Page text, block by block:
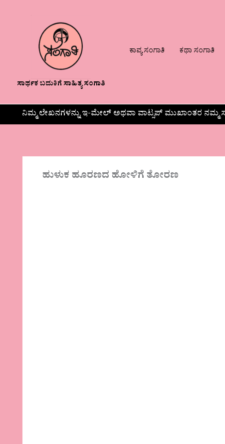
ಸಾರ್ಥಕ ಬದುಕಿಗೆ ಸಾಹಿತ್ಯ ಸಂಗಾತಿ
ಕಾವ್ಯ ಸಂಗಾತಿ ಕಥಾ ಸಂಗಾತಿ
ನಿಮ್ಮ ಲೇಖನಗಳನ್ನು ಇ-ಮೇಲ್ ಅಥವಾ ವಾಟ್ಸಪ್ ಮುಖಾಂತರ ನಮ್ಮ
ಹುಳುಕ ಹೂರಣದ ಹೋಳಿಗೆ ತೋರಣ